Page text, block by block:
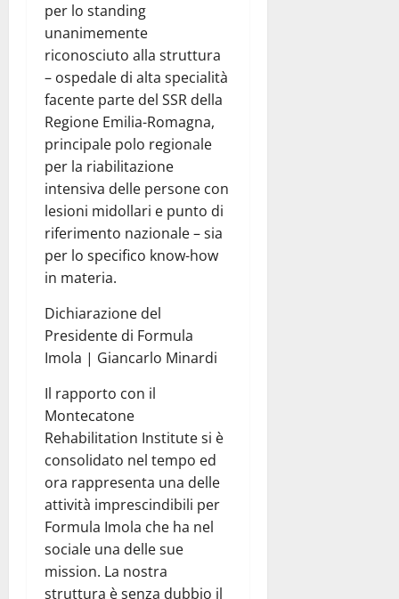
per lo standing
unanimemente
riconosciuto alla struttura
– ospedale di alta specialità
facente parte del SSR della
Regione Emilia-Romagna,
principale polo regionale
per la riabilitazione
intensiva delle persone con
lesioni midollari e punto di
riferimento nazionale – sia
per lo specifico know-how
in materia.
Dichiarazione del
Presidente di Formula
Imola | Giancarlo Minardi
Il rapporto con il
Montecatone
Rehabilitation Institute si è
consolidato nel tempo ed
ora rappresenta una delle
attività imprescindibili per
Formula Imola che ha nel
sociale una delle sue
mission. La nostra
struttura è senza dubbio il